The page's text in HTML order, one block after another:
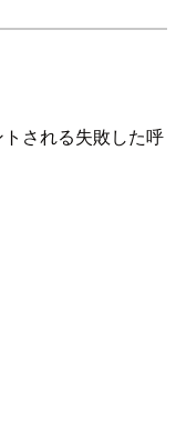
される失敗した呼